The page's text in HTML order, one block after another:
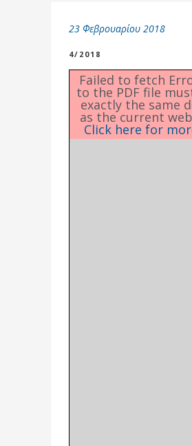
23 Φεβρουαρίου 2018
4/2018
Failed to fetch
to the PDF file
exactly the same
as the current
Click here for